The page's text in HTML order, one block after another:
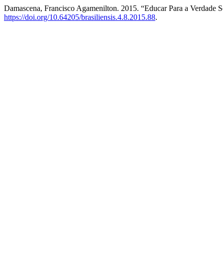
Damascena, Francisco Agamenilton. 2015. “Educar Para a Verdade
https://doi.org/10.64205/brasiliensis.4.8.2015.88.